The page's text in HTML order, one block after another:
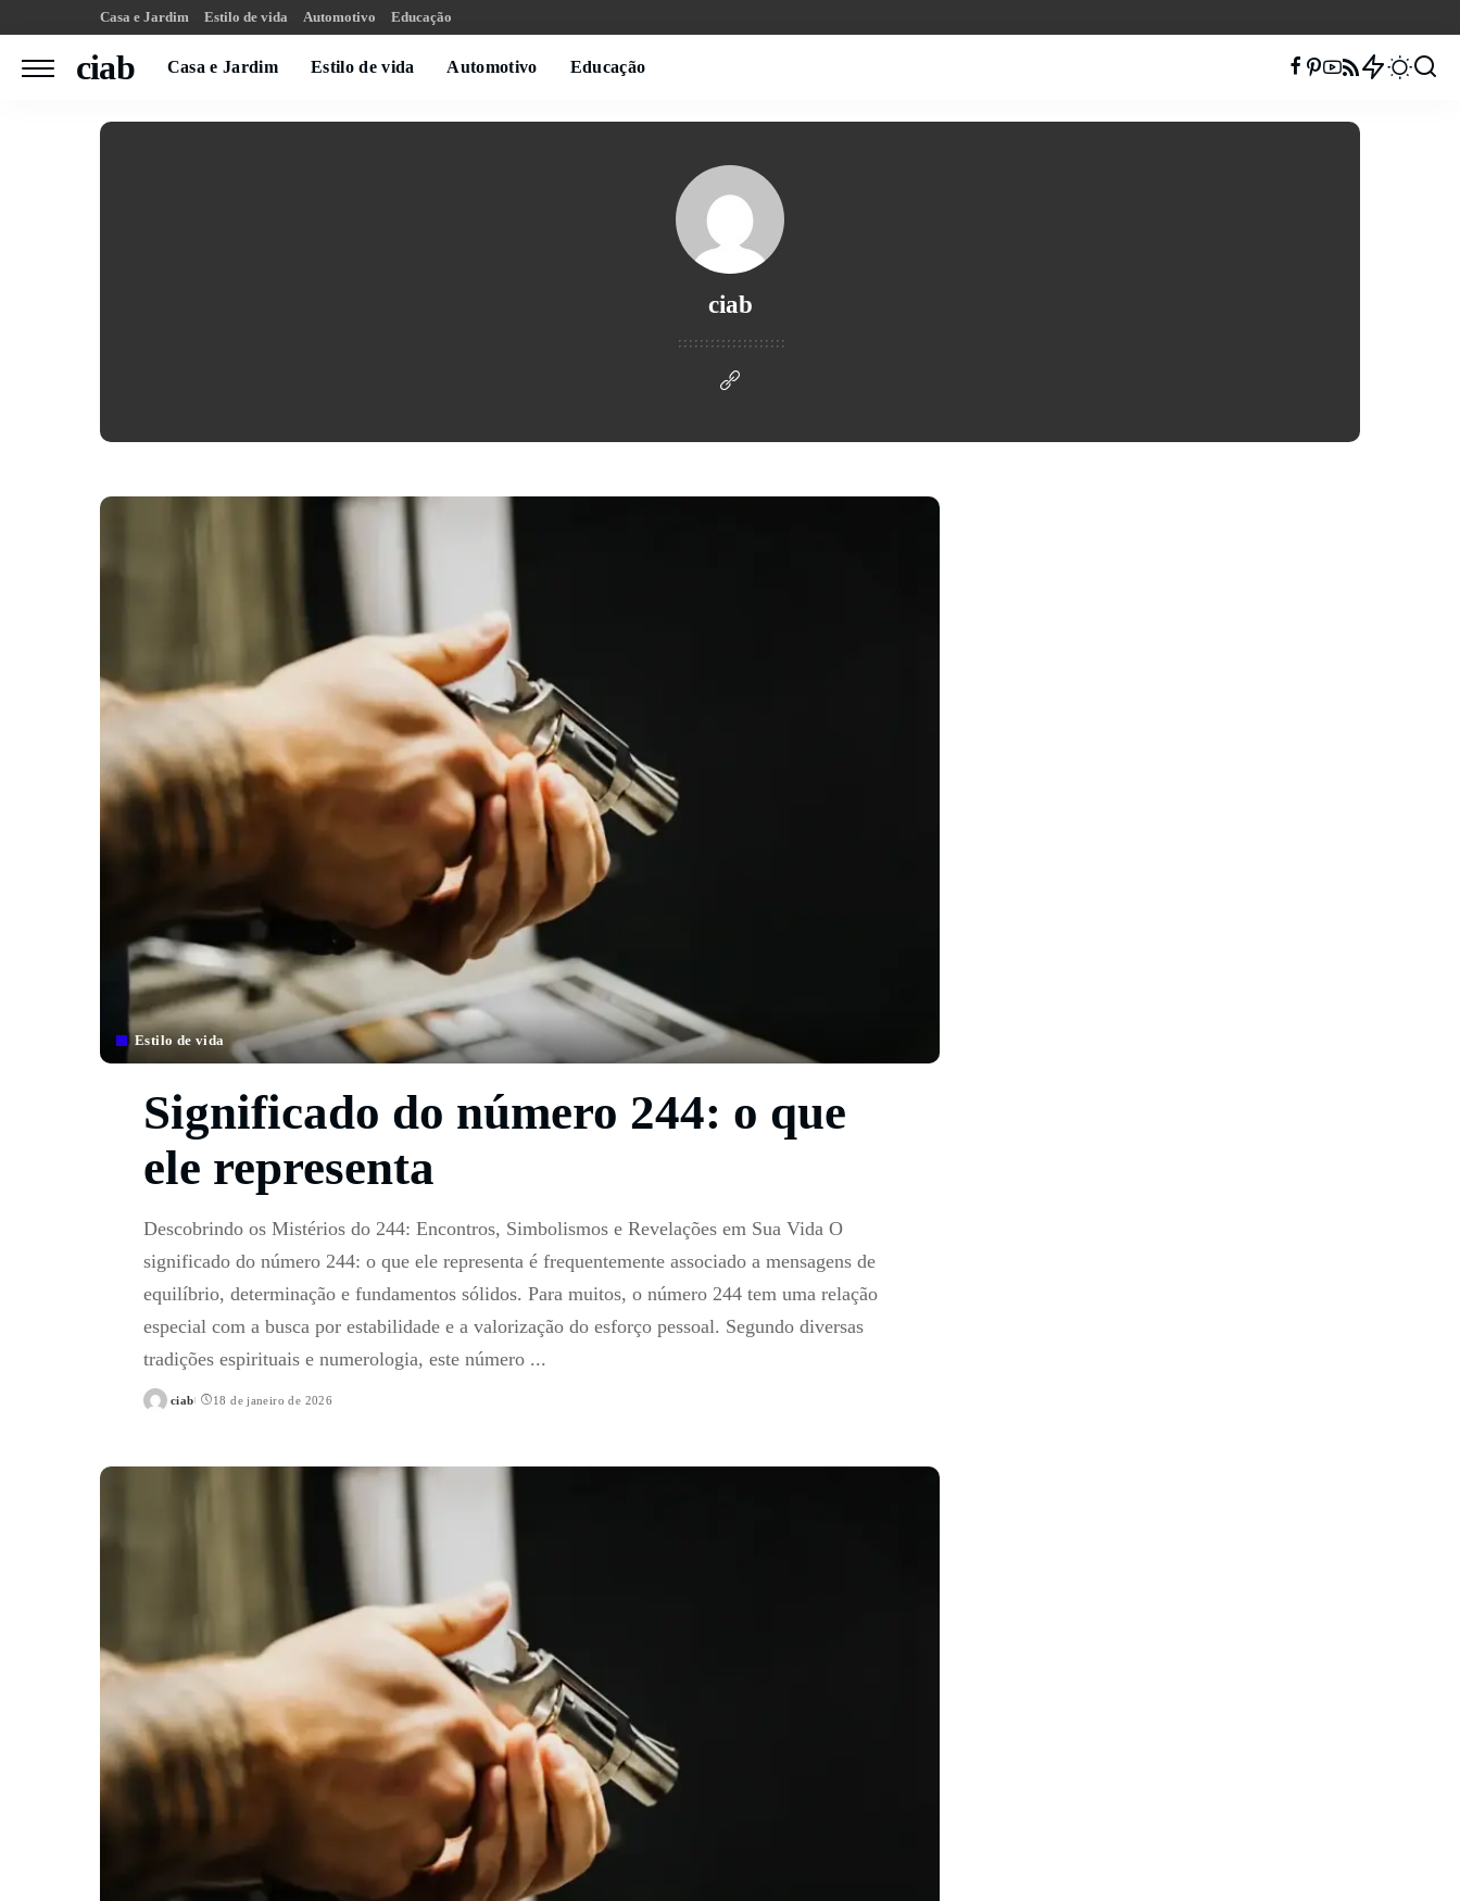
Casa e Jardim Estilo de vida Automotivo Educação
ciab Casa e Jardim Estilo de vida Automotivo Educação
ciab
Estilo de vida
Significado do número 244: o que
ele representa
Descobrindo os Mistérios do 244: Encontros, Simbolismos e Revelações em Sua Vida O
significado do número 244: o que ele representa é frequentemente associado a mensagens de
equilíbrio, determinação e fundamentos sólidos. Para muitos, o número 244 tem uma relação
especial com a busca por estabilidade e a valorização do esforço pessoal. Segundo diversas
tradições espirituais e numerologia, este número ...
Posted
ciab 18 de janeiro de 2026